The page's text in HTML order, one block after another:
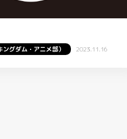
グダム・アニメ部） 2023.11.16